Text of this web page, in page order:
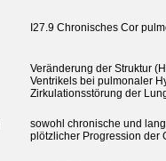
I27.9 Chronisches Cor
Veränderung der Struktur
Ventrikels bei pulmonaler
Zirkulationsstörung der
sowohl chronische und
plötzlicher Progression der